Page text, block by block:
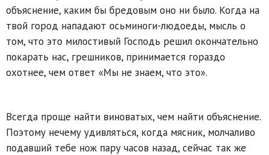
объяснение, каким бы бредовым оно ни было. Когда на
твой город нападают осьминоги-людоеды, мысль о
том, что это милостивый Господь решил окончательно
покарать нас, грешников, принимается гораздо
охотнее, чем ответ «Мы не знаем, что это».
Всегда проще найти виноватых, чем найти объяснение.
Поэтому нечему удивляться, когда мясник, молчаливо
подавший тебе нож пару часов назад, сейчас так же